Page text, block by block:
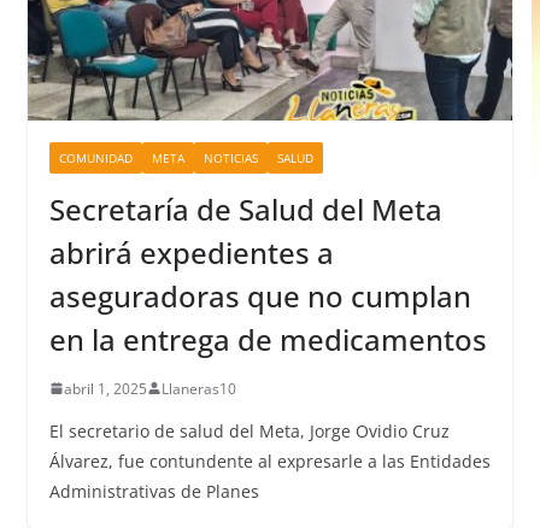
COMUNIDAD META NOTICIAS SALUD
Secretaría de Salud del Meta
abrirá expedientes a
aseguradoras que no cumplan
en la entrega de medicamentos
abril 1, 2025 Llaneras10
El secretario de salud del Meta, Jorge Ovidio Cruz
Álvarez, fue contundente al expresarle a las Entidades
Administrativas de Planes